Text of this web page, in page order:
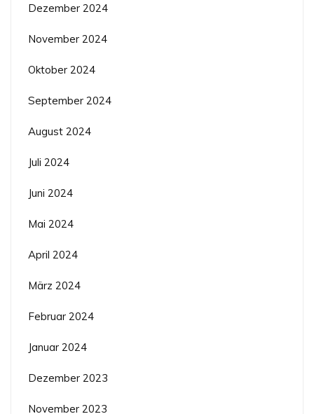
Dezember 2024
November 2024
Oktober 2024
September 2024
August 2024
Juli 2024
Juni 2024
Mai 2024
April 2024
März 2024
Februar 2024
Januar 2024
Dezember 2023
November 2023